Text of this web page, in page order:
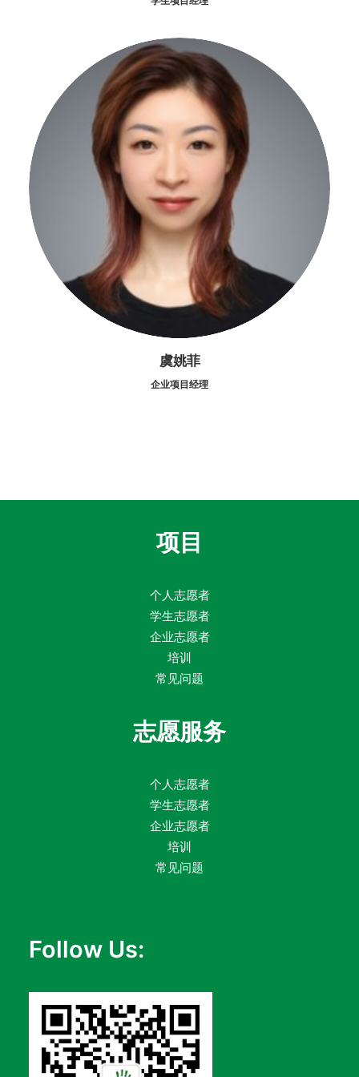
虞姚菲
企业项目经理
项目
个人志愿者
学生志愿者
企业志愿者
培训
常见问题
志愿服务
个人志愿者
学生志愿者
企业志愿者
培训
常见问题
Follow Us: